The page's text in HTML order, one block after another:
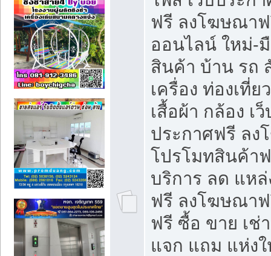
ฟรี ลงโฆษณา
ออนไลน์ ใหม่-
สินค้า บ้าน รถ
เครื่อง ท่องเที่ย
เสื้อผ้า กล้อง เ
ประกาศฟรี ล
โปรโมทสินค้า
บริการ ลด แห
ฟรี ลงโฆษณา
ฟรี ซื้อ ขาย เช่
แจก แถม แห่ง